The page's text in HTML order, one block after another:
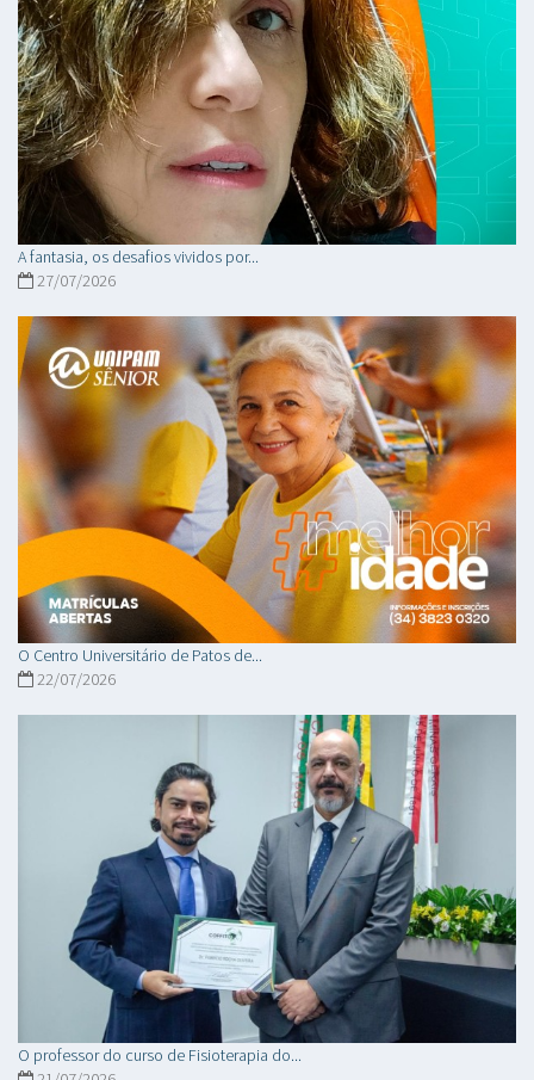
A fantasia, os desafios vividos por...
27/07/2026
O Centro Universitário de Patos de...
22/07/2026
O professor do curso de Fisioterapia do...